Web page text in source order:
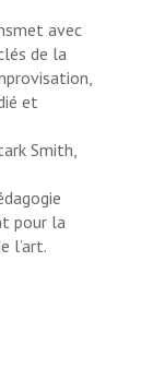
avec
de la
et
Smith,
pour la
l’art.